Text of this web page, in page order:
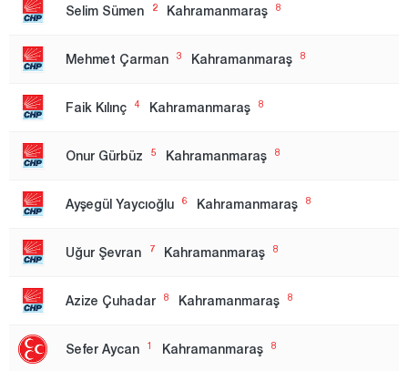
Balıkesir
Bartın
Bayburt
Bilecik
Bitlis
Bolu
Bursa
Selim Sümen 2 Kahramanmaraş 8
Mehmet Çarman 3 Kahramanmaraş 8
Faik Kılınç 4 Kahramanmaraş 8
Onur Gürbüz 5 Kahramanmaraş 8
Ayşegül Yaycıoğlu 6 Kahramanmaraş 8
Uğur Şevran 7 Kahramanmaraş 8
Azize Çuhadar 8 Kahramanmaraş 8
Sefer Aycan 1 Kahramanmaraş 8